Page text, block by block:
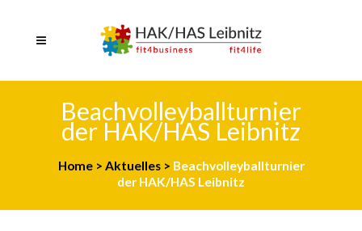
Beachvolleyballturnier
der HAK/HAS Leibnitz
Home> Aktuelles> Beachvolleyballturnier
der HAK/HAS Leibnitz